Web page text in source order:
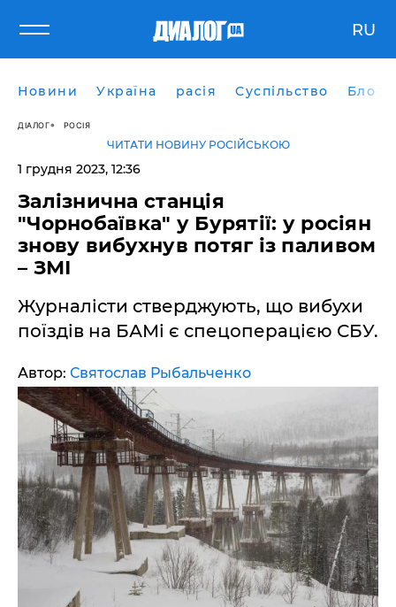
RU
Новини Україна расія Суспільство Блоги
ДІАЛОГ РОСІЯ
ЧИТАТИ НОВИНУ РОСІЙСЬКОЮ
1 грудня 2023, 12:36
Залізнична станція
"Чорнобаївка" у Бурятії: у росіян
знову вибухнув потяг із паливом
– ЗМІ
Журналісти стверджують, що вибухи
поїздів на БАМі є спецоперацією СБУ.
Автор: Святослав Рыбальченко